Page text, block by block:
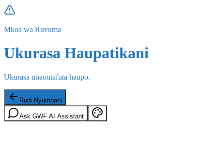
Mkoa wa Ruvuma
Ukurasa Haupatikani
Ukurasa unaoutafuta haupo.
Rudi Nyumbani
Ask GWF AI Assistant